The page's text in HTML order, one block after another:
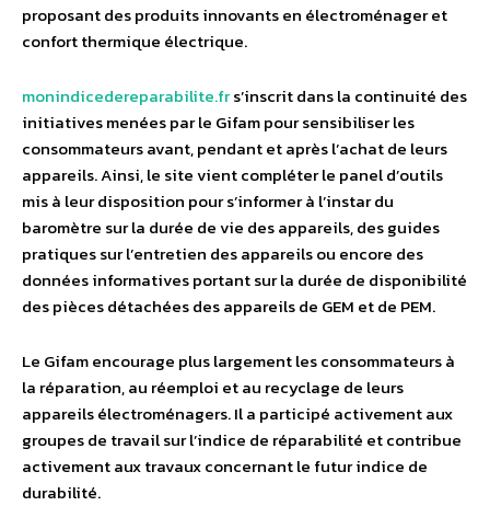
proposant des produits innovants en électroménager et
confort thermique électrique.
monindicedereparabilite.frs’inscrit dans la continuité des
initiatives menées par le Gifam pour sensibiliser les
consommateurs avant, pendant et après l’achat de leurs
appareils. Ainsi, le site vient compléter le panel d’outils
mis à leur disposition pour s’informer à l’instar du
baromètre sur la durée de vie des appareils, des guides
pratiques sur l’entretien des appareils ou encore des
données informatives portant sur la durée de disponibilité
des pièces détachées des appareils de GEM et de PEM.
Le Gifam encourage plus largement les consommateurs à
la réparation, au réemploi et au recyclage de leurs
appareils électroménagers. Il a participé activement aux
groupes de travail sur l’indice de réparabilité et contribue
activement aux travaux concernant le futur indice de
durabilité.